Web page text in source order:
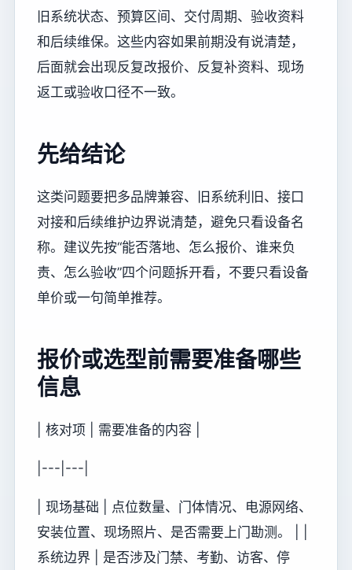
旧系统状态、预算区间、交付周期、验收资料
和后续维保。这些内容如果前期没有说清楚，
后面就会出现反复改报价、反复补资料、现场
返工或验收口径不一致。
先给结论
这类问题要把多品牌兼容、旧系统利旧、接口
对接和后续维护边界说清楚，避免只看设备名
称。建议先按“能否落地、怎么报价、谁来负
责、怎么验收”四个问题拆开看，不要只看设备
单价或一句简单推荐。
报价或选型前需要准备哪些
信息
| 核对项 | 需要准备的内容 |
|---|---|
| 现场基础 | 点位数量、门体情况、电源网络、
安装位置、现场照片、是否需要上门勘测。 | |
系统边界 | 是否涉及门禁、考勤、访客、停